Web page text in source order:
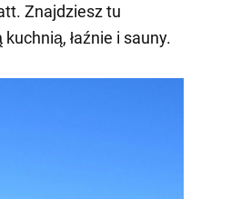
Znajdziesz tu
łaźnie i sauny.